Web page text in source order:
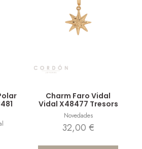
Charm Faro Vidal
Vidal X48477 Tresors
Novedades
32,00 €